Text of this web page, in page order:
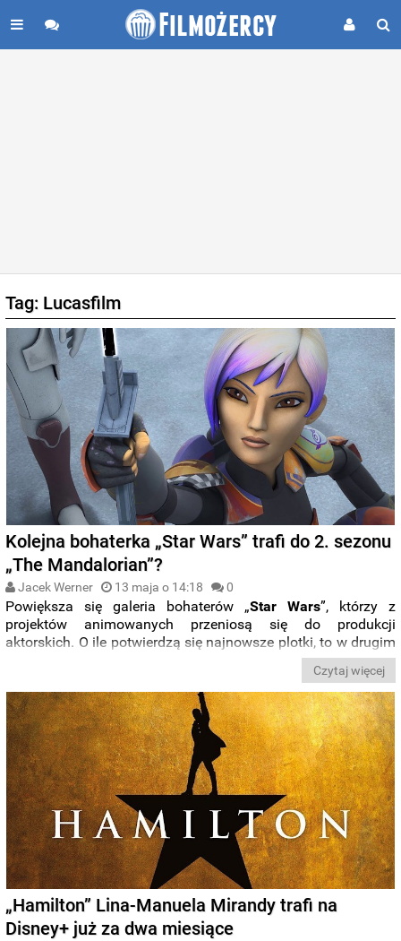
Tag: Lucasfilm
Kolejna bohaterka „Star Wars” trafi do 2. sezonu
„The Mandalorian”?
Jacek Werner 13 maja o 14:18 0
Powiększa się galeria bohaterów „Star Wars”, którzy z
projektów animowanych przeniosą się do produkcji
aktorskich. O ile potwierdzą się najnowsze plotki, to w drugim
” zobaczymy znaną z
Czytaj więcej
„Hamilton” Lina-Manuela Mirandy trafi na
Disney+ już za dwa miesiące